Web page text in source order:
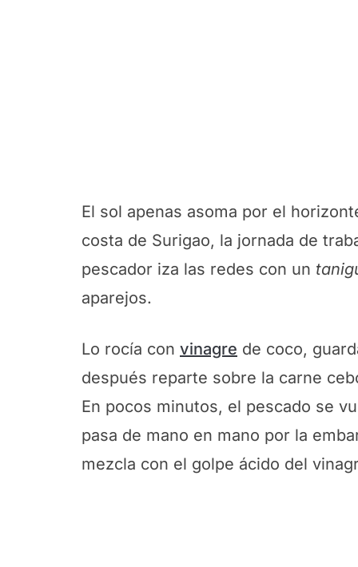
El sol apenas asoma por el
costa de Surigao, la jornada de
pescador iza las redes con un
aparejos.
Lo rocía con vinagre de coco,
después reparte sobre la carne
En pocos minutos, el pescado se
pasa de mano en mano por la
mezcla con el golpe ácido del